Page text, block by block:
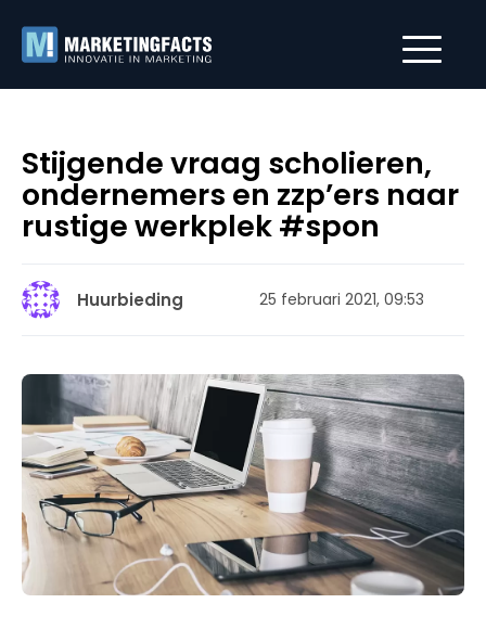
Stijgende vraag scholieren,
ondernemers en zzp’ers naar
rustige werkplek #spon
Huurbieding 25 februari 2021, 09:53